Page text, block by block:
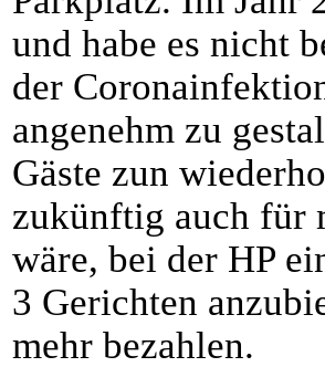
und habe es nicht
der
angenehm zu
Gäste zun
zukünftig auch für
wäre, bei der HP
3 Gerichten
mehr bezahlen.